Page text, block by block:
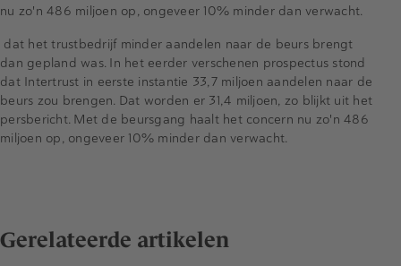
nu zo'n 486 miljoen op, ongeveer 10% minder dan verwacht.
dat het trustbedrijf minder aandelen naar de beurs brengt
dan gepland was. In het eerder verschenen prospectus stond
dat Intertrust in eerste instantie 33,7 miljoen aandelen naar de
beurs zou brengen. Dat worden er 31,4 miljoen, zo blijkt uit het
persbericht. Met de beursgang haalt het concern nu zo'n 486
miljoen op, ongeveer 10% minder dan verwacht.
Gerelateerde artikelen